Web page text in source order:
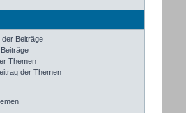
der Beiträge
Themen
der Themen